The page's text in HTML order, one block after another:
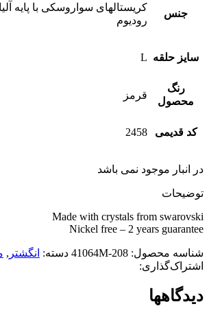
جنس
کریستالهای سواروسکی با پایه
رودیوم
سایز حلقه L
رنگ
محصول
قرمز
کد قدیمی 2458
در انبار موجود نمی باشد
توضیحات
Made with crystals from swarovski
Nickel free – 2 years guarantee
شناسه محصول: 41064M-208 دسته: انگشتر ,
اشتراک‌گذاری:
دیدگاهها